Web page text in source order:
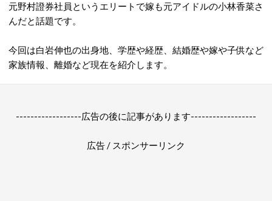
元野村證券社員というエリートで嫁も元アイドルの小林香菜さ
んだと話題です。
今回は白岩伸也の出身地、学歴や経歴、結婚歴や嫁や子供など
家族情報、離婚など現在を紹介します。
------------------広告の後に記事があります------------------
広告 / スポンサーリンク